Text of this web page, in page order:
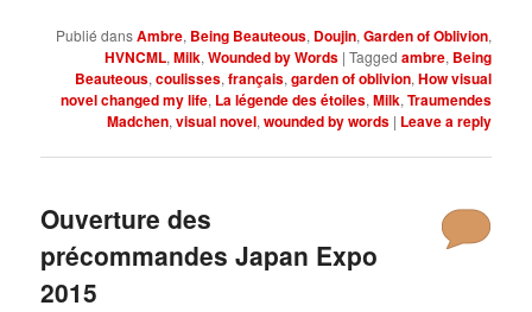
Publié dansAmbre, Being Beauteous, Doujin, Garden of Oblivion,
HVNCML, Milk, Wounded by Words | Tagged ambre, Being
Beauteous, coulisses, français, garden of oblivion, How visual
novel changed my life, La légende des étoiles, Milk, Traumendes
Madchen, visual novel, wounded by words | Leave a reply
Ouverture des
précommandes Japan Expo
2015